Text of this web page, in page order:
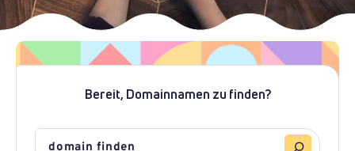
Bereit, Domainnamen zu finden?